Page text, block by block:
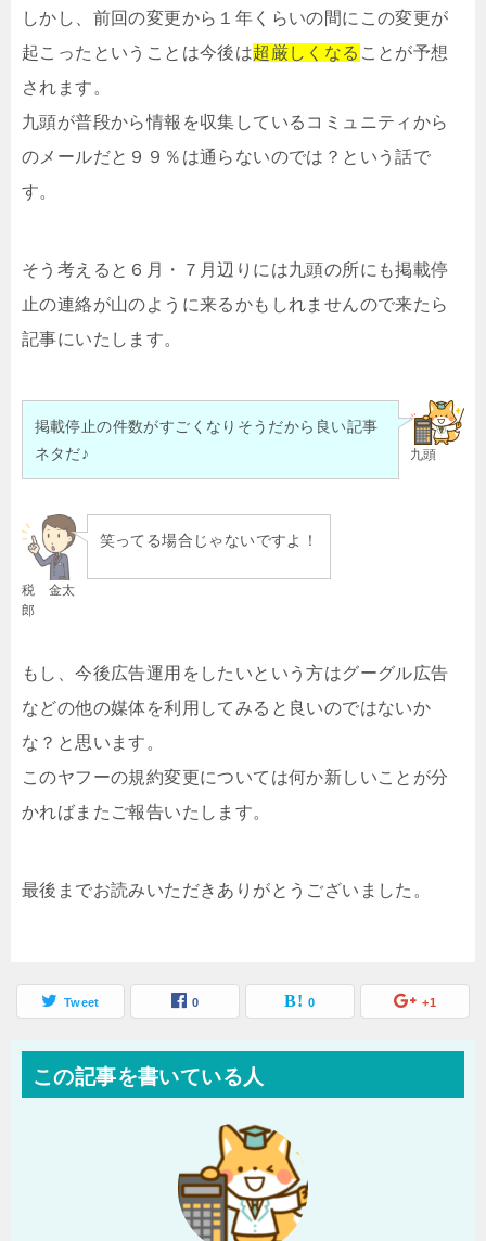
しかし、前回の変更から１年くらいの間にこの変更が
起こったということは今後は超厳しくなる ことが予想
されます。
九頭が普段から情報を収集しているコミュニティから
のメールだと９９％は通らないのでは？という話で
す。
そう考えると６月・７月辺りには九頭の所にも掲載停
止の連絡が山のように来るかもしれませんので来たら
記事にいたします。
九頭
掲載停止の件数がすごくなりそうだから良い記事
ネタだ♪
税 金太
郎
笑ってる場合じゃないですよ！
もし、今後広告運用をしたいという方はグーグル広告
などの他の媒体を利用してみると良いのではないか
な？と思います。
このヤフーの規約変更については何か新しいことが分
かればまたご報告いたします。
最後までお読みいただきありがとうございました。
Tweet 0 0 +1
この記事を書いている人